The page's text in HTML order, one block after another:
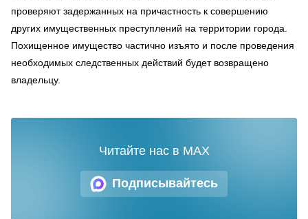
проверяют задержанных на причастность к совершению
других имущественных преступлений на территории города.
Похищенное имущество частично изъято и после проведения
необходимых следственных действий будет возвращено
владельцу.
Подписывайтесь
Читайте нас в MAX